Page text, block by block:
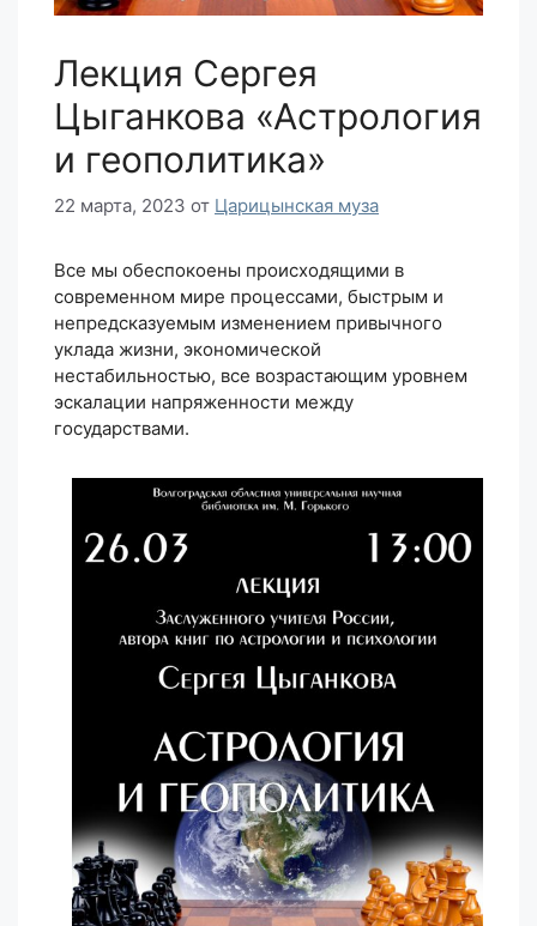
Лекция Сергея
Цыганкова «Астрология
и геополитика»
22 марта, 2023 от Царицынская муза
Все мы обеспокоены происходящими в
современном мире процессами, быстрым и
непредсказуемым изменением привычного
уклада жизни, экономической
нестабильностью, все возрастающим уровнем
эскалации напряженности между
государствами.